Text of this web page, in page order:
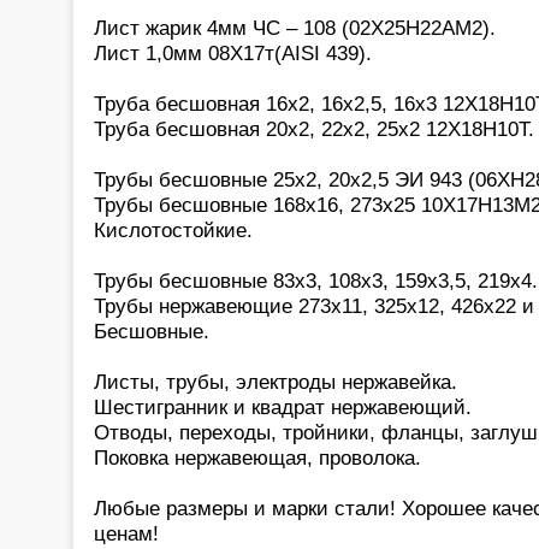
Лист жарик 4мм ЧС – 108 (02Х25Н22АМ2).
Лист 1,0мм 08Х17т(AISI 439).
Труба бесшовная 16х2, 16х2,5, 16х3
Труба бесшовная 20х2, 22х2, 25х2 12Х18Н10Т.
Трубы бесшовные 25х2, 20х2,5 ЭИ 943
Трубы бесшовные 168х16, 273х25
Кислотостойкие.
Трубы бесшовные 83х3, 108х3, 159х3,5,
Трубы нержавеющие 273х11, 325х12, 426х22 и
Бесшовные.
Листы, трубы, электроды нержавейка.
Шестигранник и квадрат нержавеющий.
Отводы, переходы, тройники, фланцы,
Поковка нержавеющая, проволока.
Любые размеры и марки стали! Хорошее
ценам!